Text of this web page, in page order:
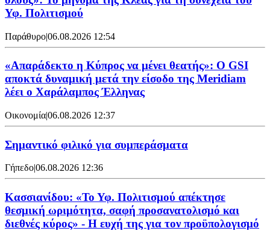
Υφ. Πολιτισμού
Παράθυρο|06.08.2026 12:54
«Απαράδεκτο η Κύπρος να μένει θεατής»: Ο GSI
αποκτά δυναμική μετά την είσοδο της Meridiam
λέει ο Χαράλαμπος Έλληνας
Οικονομία|06.08.2026 12:37
Σημαντικό φιλικό για συμπεράσματα
Γήπεδο|06.08.2026 12:36
Κασσιανίδου: «Το Υφ. Πολιτισμού απέκτησε
θεσμική ωριμότητα, σαφή προσανατολισμό και
διεθνές κύρος» - Η ευχή της για τον προϋπολογισμό